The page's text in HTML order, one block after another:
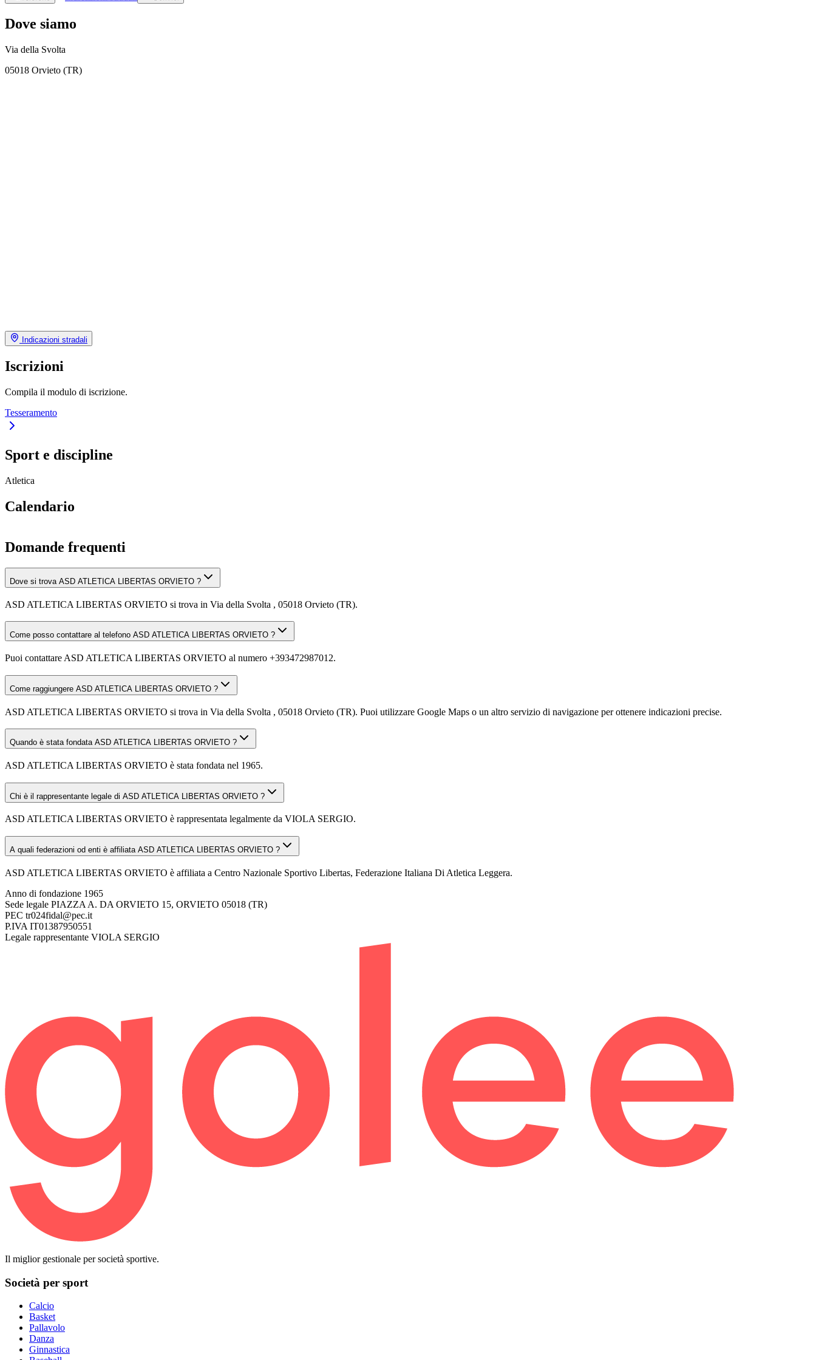
Dove siamo
Via della Svolta
05018 Orvieto (TR)
Indicazioni stradali
Iscrizioni
Compila il modulo di iscrizione.
Tesseramento
Sport e discipline
Atletica
Calendario
Domande frequenti
Dove si trova ASD ATLETICA LIBERTAS ORVIETO ?
ASD ATLETICA LIBERTAS ORVIETO si trova in Via della Svolta , 05018 Orvieto (TR).
Come posso contattare al telefono ASD ATLETICA LIBERTAS ORVIETO ?
Puoi contattare ASD ATLETICA LIBERTAS ORVIETO al numero +393472987012.
Come raggiungere ASD ATLETICA LIBERTAS ORVIETO ?
ASD ATLETICA LIBERTAS ORVIETO si trova in Via della Svolta , 05018 Orvieto (TR). Puoi utilizzare Google Maps o un altro servizio di navigazione per ottenere indicazioni precise.
Quando è stata fondata ASD ATLETICA LIBERTAS ORVIETO ?
ASD ATLETICA LIBERTAS ORVIETO è stata fondata nel 1965.
Chi è il rappresentante legale di ASD ATLETICA LIBERTAS ORVIETO ?
ASD ATLETICA LIBERTAS ORVIETO è rappresentata legalmente da VIOLA SERGIO.
A quali federazioni od enti è affiliata ASD ATLETICA LIBERTAS ORVIETO ?
ASD ATLETICA LIBERTAS ORVIETO è affiliata a Centro Nazionale Sportivo Libertas, Federazione Italiana Di Atletica Leggera.
Anno di fondazione 1965
Sede legale PIAZZA A. DA ORVIETO 15, ORVIETO 05018 (TR)
PEC tr024fidal@pec.it
P.IVA IT01387950551
Legale rappresentante VIOLA SERGIO
Il miglior gestionale per società sportive.
Società per sport
Calcio
Basket
Pallavolo
Danza
Ginnastica